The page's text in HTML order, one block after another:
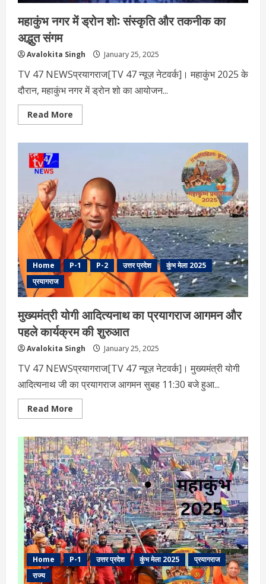
महाकुंभ नगर में ड्रोन शो: संस्कृति और तकनीक का
अद्भुत संगम
Avalokita Singh January 25, 2025
TV 47 NEWSप्रयागराज[TV 47 न्यूज़ नेटवर्क]। महाकुंभ 2025 के
दौरान, महाकुंभ नगर में ड्रोन शो का आयोजन...
Read More
more
संस्कृति
और
तकनीक
का
अद्भुत
संगम
Home P-1 P-2 उत्तर प्रदेश
कुंभ मेला 2025
प्रयागराज
मुख्यमंत्री योगी आदित्यनाथ का प्रयागराज आगमन और
पहले कार्यक्रम की शुरुआत
Avalokita Singh January 25, 2025
TV 47 NEWSप्रयागराज[TV 47 न्यूज़ नेटवर्क]। मुख्यमंत्री योगी
आदित्यनाथ जी का प्रयागराज आगमन सुबह 11:30 बजे हुआ...
Read More
more
योगी
आदित्यनाथ
का
प्रयागराज
आगमन
और
पहले
कार्यक्रम
की
शुरुआत
Home P-1 उत्तर प्रदेश कुंभ मेला 2025
प्रयागराज
राज्य